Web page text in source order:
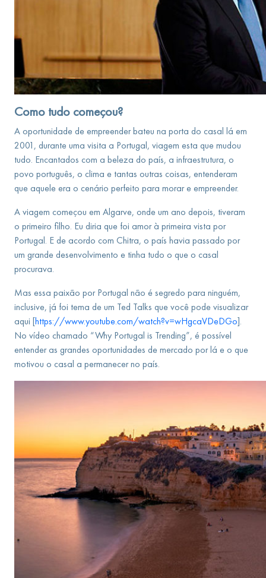
Como tudo começou?
A oportunidade de empreender bateu na porta do casal lá em
2001, durante uma visita a Portugal, viagem esta que mudou
tudo. Encantados com a beleza do país, a infraestrutura, o
povo português, o clima e tantas outras coisas, entenderam
que aquele era o cenário perfeito para morar e empreender.
A viagem começou em Algarve, onde um ano depois, tiveram
o primeiro filho. Eu diria que foi amor à primeira vista por
Portugal. E de acordo com Chitra, o país havia passado por
um grande desenvolvimento e tinha tudo o que o casal
procurava.
Mas essa paixão por Portugal não é segredo para ninguém,
inclusive, já foi tema de um Ted Talks que você pode visualizar
aqui [https://www.youtube.com/watch?v=wHgcaVDeDGo].
No vídeo chamado “Why Portugal is Trending”, é possível
entender as grandes oportunidades de mercado por lá e o que
motivou o casal a permanecer no país.